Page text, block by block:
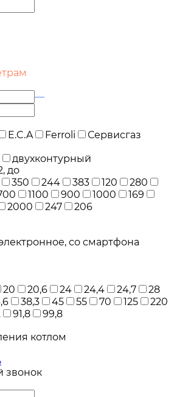
—
E.C.A Ferroli
Сервисгаз
двухконтурный
до
350 244 383 120
280
1100 900 1000
169
2000 247
206
со смартфона
20 20,6 24 24,4 24,7
28
38,3 45 55 70 125
220
91,8
99,8
котлом
звонок